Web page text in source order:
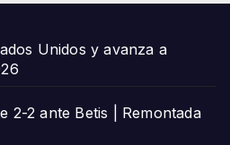
Unidos y avanza a
2-2 ante Betis | Remontada